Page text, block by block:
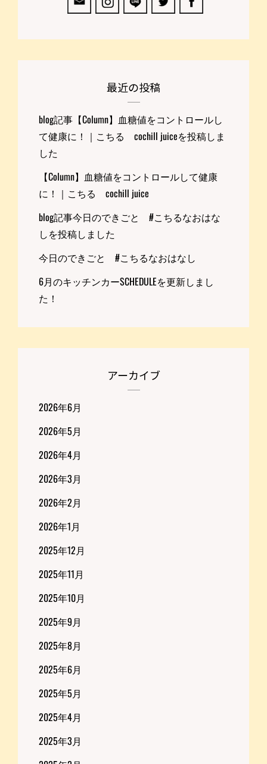
最近の投稿
blog記事【Column】血糖値をコントロールし
て健康に！｜こちる cochill juiceを投稿しま
した
【Column】血糖値をコントロールして健康
に！｜こちる cochill juice
blog記事今日のできごと #こちるなおはな
しを投稿しました
今日のできごと #こちるなおはなし
6月のキッチンカーSCHEDULEを更新しまし
た！
アーカイブ
2026年6月
2026年5月
2026年4月
2026年3月
2026年2月
2026年1月
2025年12月
2025年11月
2025年10月
2025年9月
2025年8月
2025年6月
2025年5月
2025年4月
2025年3月